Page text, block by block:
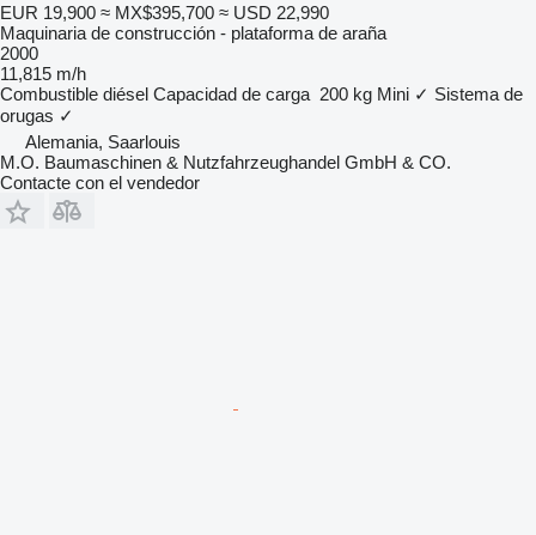
EUR 19,900 ≈ MX$395,700 ≈ USD 22,990
Maquinaria de construcción - plataforma de araña
2000
11,815 m/h
Combustible diésel Capacidad de carga 200 kg Mini ✓ Sistema de
orugas ✓
Alemania, Saarlouis
M.O. Baumaschinen & Nutzfahrzeughandel GmbH & CO.
Contacte con el vendedor